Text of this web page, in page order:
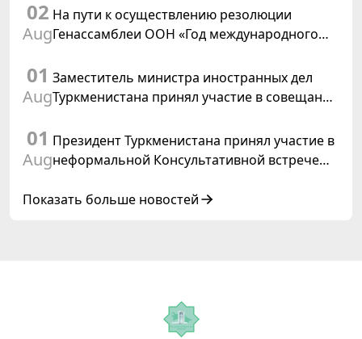
02
Aug
На пути к осуществлению резолюции
Генассамблеи ООН «Год международного
Туркменистаном
01
Aug
Заместитель министра иностранных дел
Туркменистана принял участие в совещании
сотрудничества «Центральная Азия –
Республика Корея»
01
Aug
Президент Туркменистана принял участие в
неформальной Консультативной встрече
Азербайджанской Республики
Показать больше новостей